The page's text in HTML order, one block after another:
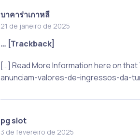
บาคาร่าเกาหลี
21 de janeiro de 2025
… [Trackback]
[…] Read More Information here on
anunciam-valores-de-ingressos-da-
pg slot
3 de fevereiro de 2025